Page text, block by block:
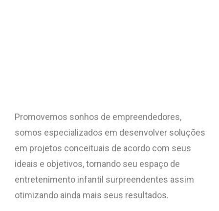
Promovemos sonhos de empreendedores,
somos especializados em desenvolver soluções
em projetos conceituais de acordo com seus
ideais e objetivos, tornando seu espaço de
entretenimento infantil surpreendentes assim
otimizando ainda mais seus resultados.